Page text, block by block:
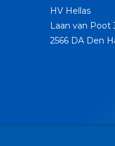
HV Hellas
Laan van Poot
2566 DA Den